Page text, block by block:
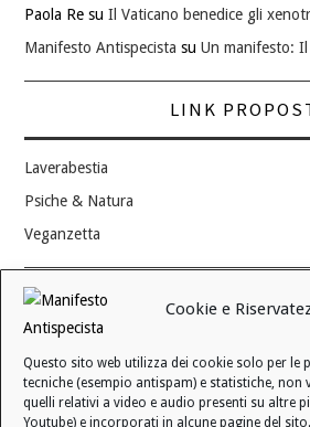
Cookie e
Questo sito web utilizza dei cookie solo per le
tecniche (esempio antispam) e statistiche,
quelli relativi a video e audio presenti su altre
Youtube) e incorporati in alcune pagine del sito.
Paola Re suIl Vaticano benedice gli
Manifesto Antispecista suUn manifesto:
LINK
Laverabestia
Psiche & Natura
Veganzetta
Modifica consenso ai cookie
REVOCA IL TUO CONSENSO
Stato attuale: Negato